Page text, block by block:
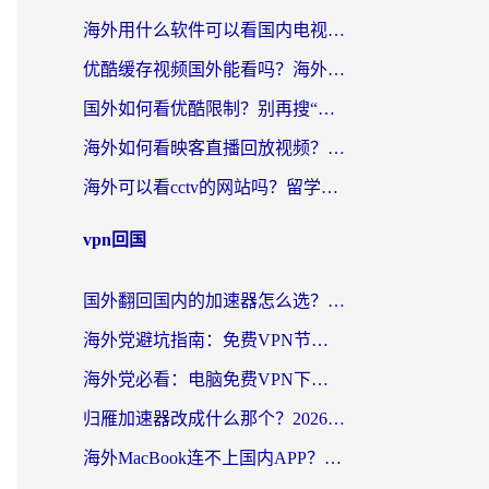
海外用什么软件可以看国内电视？留学生亲测有效的追剧自由指南
优酷缓存视频国外能看吗？海外党追剧看片的终极解决方案来了
国外如何看优酷限制？别再搜“在日本哪个软件可以看中国电视剧”，这篇教你搞定
海外如何看映客直播回放视频？这份攻略帮你搞定（附腾讯优酷观看技巧）
海外可以看cctv的网站吗？留学生亲测有效的回国追剧方案
vpn回国
国外翻回国内的加速器怎么选？海外党亲测实用指南，告别地域限制
海外党避坑指南：免费VPN节点真的靠谱吗？教你选对回国加速器无缝访问国内资源
海外党必看：电脑免费VPN下载指南+回国加速器选择全攻略，告别地区限制
归雁加速器改成什么那个？2026海外党回国加速全攻略：告别地区限制，轻松刷剧玩游戏
海外MacBook连不上国内APP？选对回国VPN，告别地区限制的烦恼